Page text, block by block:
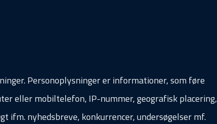
Personoplysninger er informationer, som føre
eller mobiltelefon, IP-nummer, geografisk placering,
ifm. nyhedsbreve, konkurrencer, undersøgelser mf.